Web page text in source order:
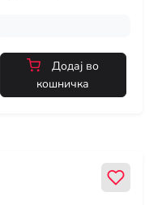
Додај во
кошничка